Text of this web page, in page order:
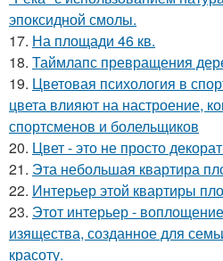
эпоксидной смолы.
17. На площади 46 кв.
18. Таймлапс превращения
19. Цветовая психология в
цвета влияют на настроение,
спортсменов и болельщиков
20. Цвет - это не просто
21. Эта небольшая квартира
22. Интерьер этой квартиры
23. Этот интерьер -
изящества, созданное для
красоту.